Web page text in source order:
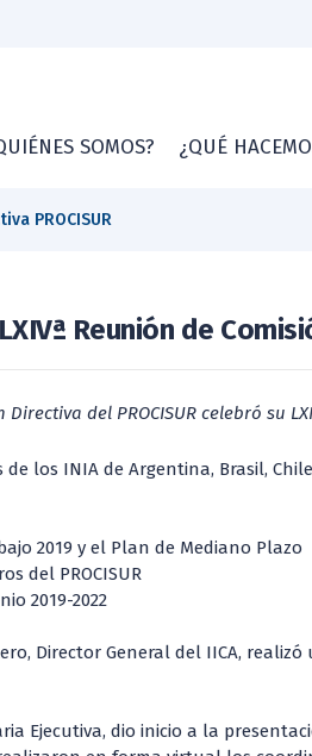
SOMOS? ¿QUÉ
PROCISUR
LXIVª Reunión de
del PROCISUR celebró su
los INIA de Argentina, Brasil,
y el Plan de Mediano Plazo
PROCISUR
2019-2022
Director General del IICA,
Ejecutiva, dio inicio a la